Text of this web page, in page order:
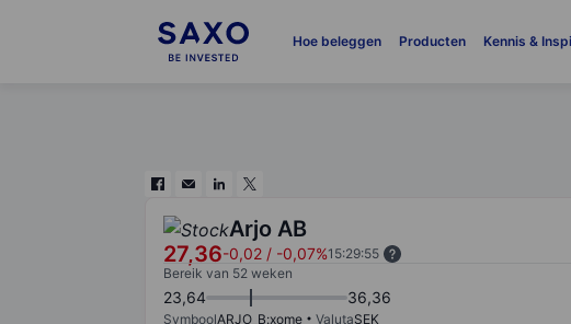
Hoe beleggen Producten Kennis &
Arjo AB
27,36-0,02 / -0,07%15:29:55
Bereik van 52 weken
23,64 36,36
SymboolARJO_B:xome ValutaSEK